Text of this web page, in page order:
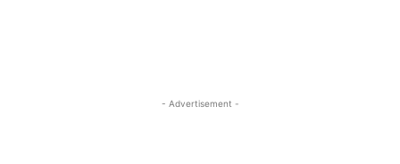
- Advertisement -